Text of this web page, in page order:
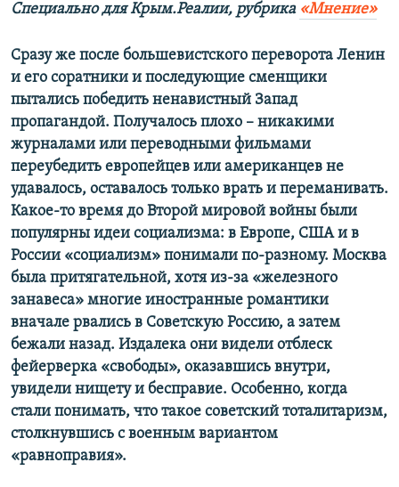
Специально для Крым.Реалии, рубрика «Мнение»
Сразу же после большевистского переворота Ленин
и его соратники и последующие сменщики
пытались победить ненавистный Запад
пропагандой. Получалось плохо – никакими
журналами или переводными фильмами
переубедить европейцев или американцев не
удавалось, оставалось только врать и переманивать.
Какое-то время до Второй мировой войны были
популярны идеи социализма: в Европе, США и в
России «социализм» понимали по-разному. Москва
была притягательной, хотя из-за «железного
занавеса» многие иностранные романтики
вначале рвались в Советскую Россию, а затем
бежали назад. Издалека они видели отблеск
фейерверка «свободы», оказавшись внутри,
увидели нищету и бесправие. Особенно, когда
стали понимать, что такое советский тоталитаризм,
столкнувшись с военным вариантом
«равноправия».